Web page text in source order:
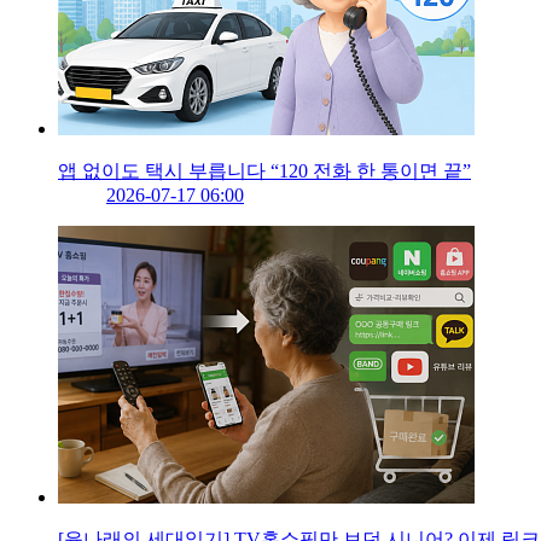
앱 없이도 택시 부릅니다 “120 전화 한 통이면 끝”
2026-07-17 06:00